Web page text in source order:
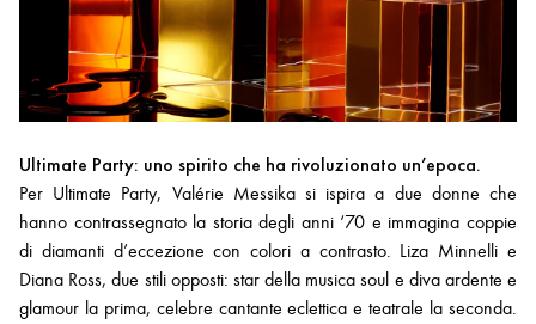
Ultimate Party: uno spirito che ha rivoluzionato un’epoca.
Per Ultimate Party, Valérie Messika si ispira a due donne che
hanno contrassegnato la storia degli anni ‘70 e immagina coppie
di diamanti d’eccezione con colori a contrasto. Liza Minnelli e
Diana Ross, due stili opposti: star della musica soul e diva ardente e
glamour la prima, celebre cantante eclettica e teatrale la seconda.